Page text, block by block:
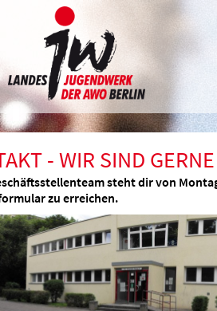
- WIR SIND
steht dir von
zu erreichen.